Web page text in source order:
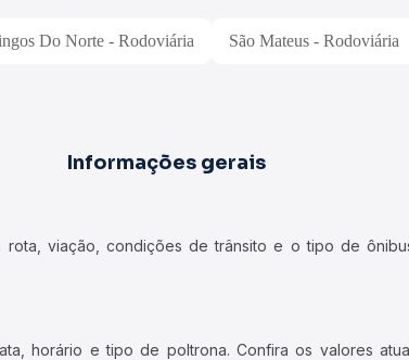
Do Norte - Rodoviária São Mateus - Rodoviária
Informações gerais
viação, condições de trânsito e o tipo de
horário e tipo de poltrona. Confira os valores